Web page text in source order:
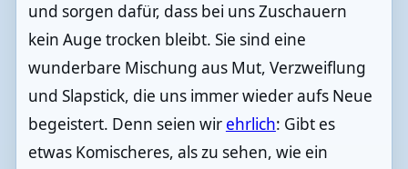
und sorgen dafür, dass bei uns Zuschauern
kein Auge trocken bleibt. Sie sind eine
wunderbare Mischung aus Mut, Verzweiflung
und Slapstick, die uns immer wieder aufs Neue
begeistert. Denn seien wir ehrlich: Gibt es
etwas Komischeres, als zu sehen, wie ein